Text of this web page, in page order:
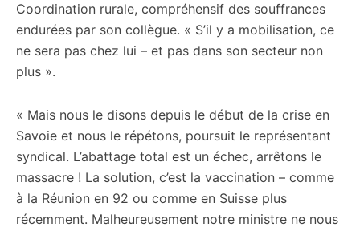
Coordination rurale, compréhensif des souffrances
endurées par son collègue. « S’il y a mobilisation, ce
ne sera pas chez lui – et pas dans son secteur non
plus ».
« Mais nous le disons depuis le début de la crise en
Savoie et nous le répétons, poursuit le représentant
syndical. L’abattage total est un échec, arrêtons le
massacre ! La solution, c’est la vaccination – comme
à la Réunion en 92 ou comme en Suisse plus
récemment. Malheureusement notre ministre ne nous